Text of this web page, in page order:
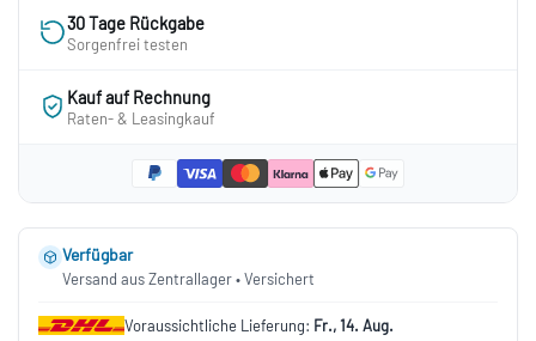
30 Tage Rückgabe
Sorgenfrei testen
Kauf auf Rechnung
Raten- & Leasingkauf
Verfügbar
Versand aus Zentrallager • Versichert
Voraussichtliche Lieferung: Fr., 14. Aug.